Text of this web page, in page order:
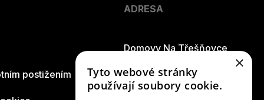
postižením
ADRESA
Domovy Na Třešňovce
Riegrova 837
×
Tyto webové stránky
používají soubory cookie.